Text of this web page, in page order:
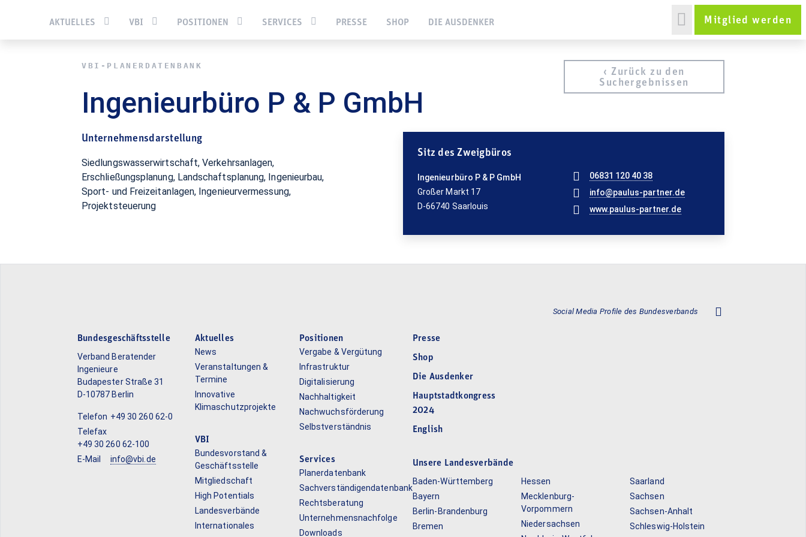
AKTUELLES VBI POSITIONEN SERVICES PRESSE SHOP DIE AUSDENKER Mitglied werden
Startseite Services Pla­ner­daten­bank Ingenieurbüro P & P GmbH
VBI-PLA­NER­DATEN­BANK
Ingenieurbüro P & P GmbH
‹ Zurück zu den
Suchergebnissen
Unternehmensdarstellung
Siedlungswasserwirtschaft, Verkehrsanlagen,
Erschließungsplanung, Landschaftsplanung, Ingenieurbau,
Sport- und Freizeitanlagen, Ingenieurvermessung,
Projektsteuerung
Sitz des Zweigbüros
Ingenieurbüro P & P GmbH
Großer Markt 17
D-66740 Saarlouis
06831 120 40 38
info@paulus-partner.de
www.paulus-partner.de
Social Media Profile des Bundesverbands
Bundesgeschäftsstelle
Verband Beratender
Ingenieure
Budapester Straße 31
D-10787 Berlin
Telefon +49 30 260 62-0
Telefax
+49 30 260 62-100
E-Mail
info@vbi.de
Aktuelles
News
Veranstaltungen &
Termine
Innovative
Klimaschutzprojekte
VBI
Bundesvorstand &
Geschäftsstelle
Mitgliedschaft
High Potentials
Landesverbände
Internationales
Positionen
Vergabe & Vergütung
Infrastruktur
Digitalisierung
Nachhaltigkeit
Nachwuchsförderung
Selbstverständnis
Services
Planerdatenbank
Sachverständigendatenbank
Rechtsberatung
Unternehmensnachfolge
Downloads
Presse
Shop
Die Ausdenker
Hauptstadtkongress
2024
English
Unsere Landesverbände
Baden-Württemberg
Bayern
Berlin-Brandenburg
Bremen
Hessen
Mecklenburg-
Vorpommern
Niedersachsen
Saarland
Sachsen
Sachsen-Anhalt
Schleswig-Holstein